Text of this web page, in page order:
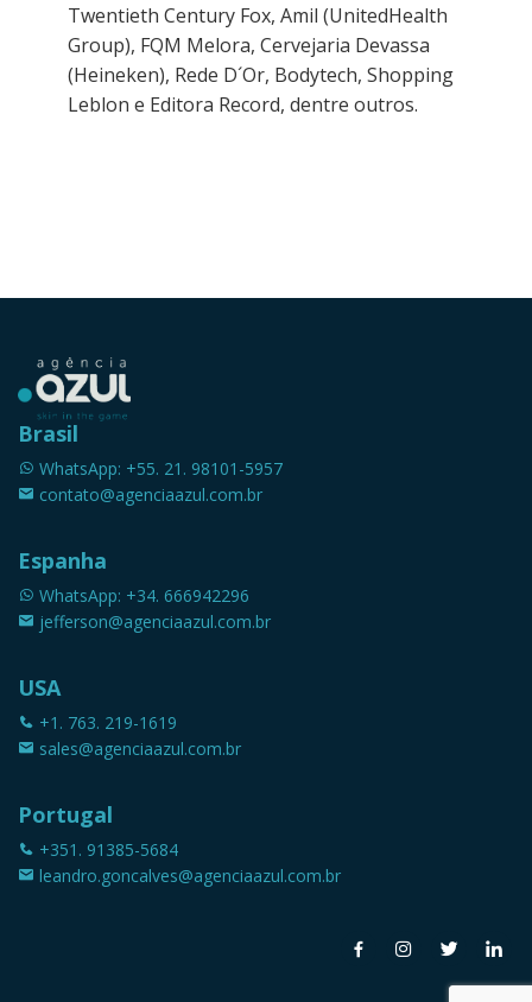
Twentieth Century Fox, Amil (UnitedHealth
Group), FQM Melora, Cervejaria Devassa
(Heineken), Rede D´Or, Bodytech, Shopping
Leblon e Editora Record, dentre outros.
Brasil
WhatsApp: +55. 21. 98101-5957
contato@agenciaazul.com.br
Espanha
WhatsApp: +34. 666942296
jefferson@agenciaazul.com.br
USA
+1. 763. 219-1619
sales@agenciaazul.com.br
Portugal
+351. 91385-5684
leandro.goncalves@agenciaazul.com.br